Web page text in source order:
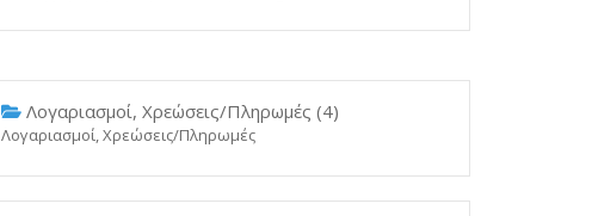
Λογαριασμοί, Χρεώσεις/Πληρωμές (4)
Λογαριασμοί, Χρεώσεις/Πληρωμές